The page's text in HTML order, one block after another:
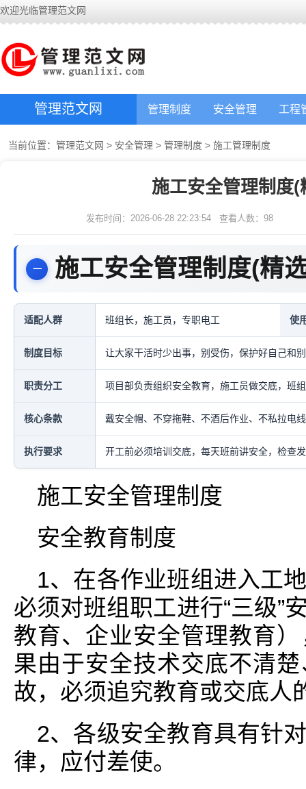
欢迎光临管理范文网
管理范文网 管理制度 安全管理 工程
当前位置： 管理范文网 > 安全管理 > 管理制度 > 施工管理制度
施工安全管理制度
发布时间：2026-06-28 22:23:54 查看人数： 98
施工安全管理制度(精
适配人群 班组长，施工员，专职电工 使
制度目标 让大家干活时少出事，别受伤，保护好自己和
职责分工 项目部负责组织安全教育，施工员做交底，班
核心条款 戴安全帽、不穿拖鞋、不酒后作业、不私拉电
执行要求 开工前必须培训交底，每天班前讲安全，检查
施工安全管理制度
安全教育制度
1、在各作业班组进入工
必须对班组职工进行“三级”
教育、企业安全管理教育
果由于安全技术交底不清
故，必须追究教育或交底人
2、各级安全教育具有针
律，应付差使。